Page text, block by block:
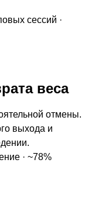
сессий ·
веса
отмены.
выхода и
· ~78%